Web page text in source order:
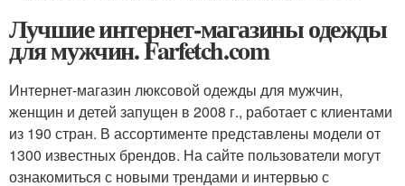
Лучшие интернет-магазины одежды
для мужчин. Farfetch.com
Интернет-магазин люксовой одежды для мужчин,
женщин и детей запущен в 2008 г., работает с клиентами
из 190 стран. В ассортименте представлены модели от
1300 известных брендов. На сайте пользователи могут
ознакомиться с новыми трендами и интервью с